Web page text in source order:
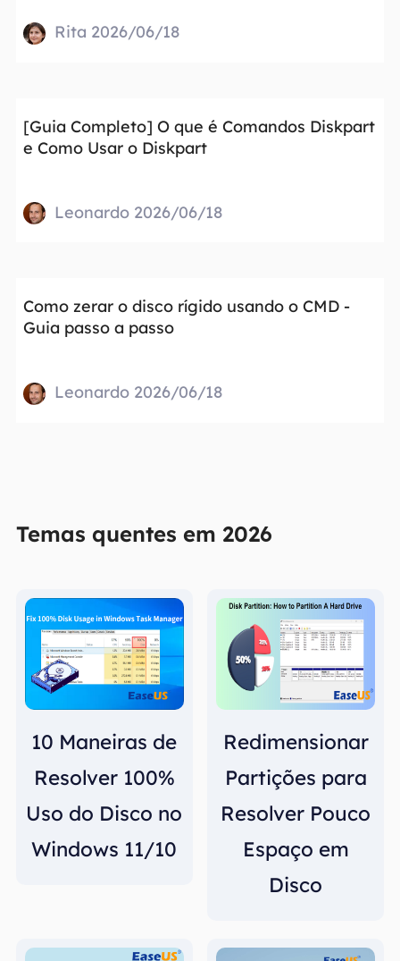
Rita 2026/06/18
[Guia Completo] O que é Comandos Diskpart
e Como Usar o Diskpart
Leonardo 2026/06/18
Como zerar o disco rígido usando o CMD -
Guia passo a passo
Leonardo 2026/06/18
Temas quentes em 2026
10 Maneiras de
Resolver 100%
Uso do Disco no
Windows 11/10
Redimensionar
Partições para
Resolver Pouco
Espaço em
Disco